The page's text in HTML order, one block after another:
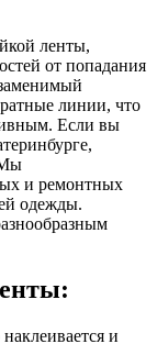
ленты,
от попадания
линии, что
Если вы
Мы
и ремонтных
одежды.
и